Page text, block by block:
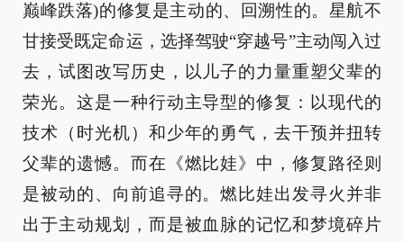
巅峰跌落)的修复是主动的、回溯性的。星航不
甘接受既定命运，选择驾驶“穿越号”主动闯入过
去，试图改写历史，以儿子的力量重塑父辈的
荣光。这是一种行动主导型的修复：以现代的
技术（时光机）和少年的勇气，去干预并扭转
父辈的遗憾。而在《燃比娃》中，修复路径则
是被动的、向前追寻的。燃比娃出发寻火并非
出于主动规划，而是被血脉的记忆和梦境碎片